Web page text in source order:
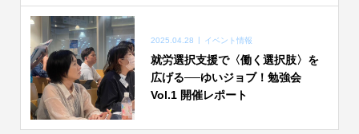
2025.04.28 イベント情報
就労選択支援で〈働く選択肢〉を
広げる──ゆいジョブ！勉強会
Vol.1 開催レポート